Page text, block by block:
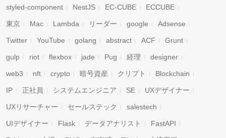
styled-component NestJS EC-CUBE ECCUBE
東京 Mac Lambda リーダー google Adsense
Twitter YouTube golang abstract ACF Grunt
gulp riot flexbox jade Pug 経理 designer
web3 nft crypto 暗号資産 クリプト Blockchain
IP 正社員 システムエンジニア SE UXデザイナー
UXリサーチャー セールステック salestech
UIデザイナー Flask データアナリスト FastAPI